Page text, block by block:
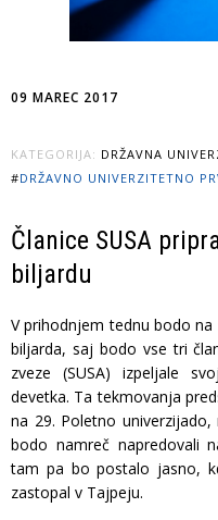
09 MAREC 2017
KATEGORIJA: DRŽAVNA
#DRŽAVNO UNIVERZITETNO
Članice SUSA
biljardu
V prihodnjem tednu bodo
biljarda, saj bodo vse tri
zveze (SUSA) izpeljale
devetka. Ta tekmovanja
na 29. Poletno
bodo namreč napredovali
tam pa bo postalo jasno,
zastopal v Tajpeju.